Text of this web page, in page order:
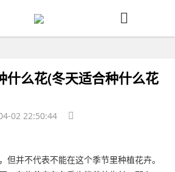
什么花(冬天适合种什么花
02 22:50:44
但并不代表不能在这个季节里种植花卉。